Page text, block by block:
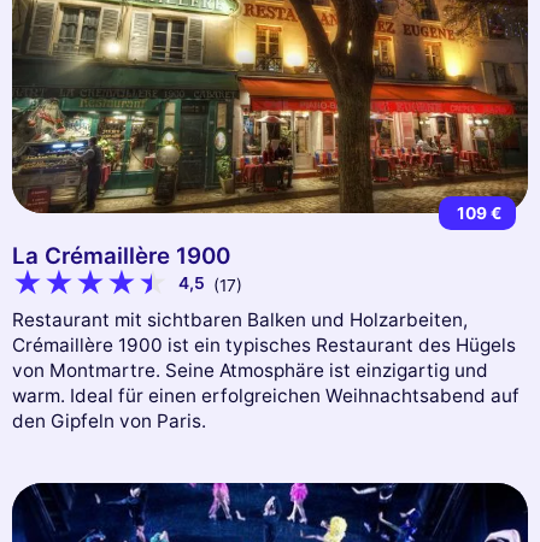
109 €
La Crémaillère 1900
4,5 (17)
Restaurant mit sichtbaren Balken und Holzarbeiten,
Crémaillère 1900 ist ein typisches Restaurant des Hügels
von Montmartre. Seine Atmosphäre ist einzigartig und
warm. Ideal für einen erfolgreichen Weihnachtsabend auf
den Gipfeln von Paris.